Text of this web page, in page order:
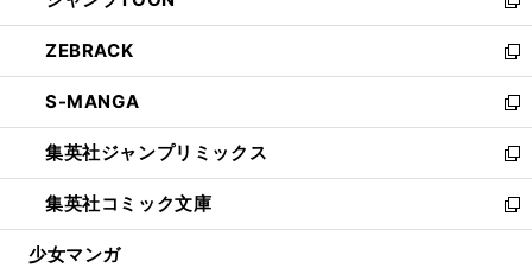
開
く
ウ
で
開
く
ン
ド
ウ
で
開
く
ウ
ィ
ン
ド
ウ
で
開
く
新
し
い
ウ
ィ
ン
ド
ウ
で
開
ZEBRACK
新
し
い
ウ
ィ
ン
ド
ウ
S-MANGA
新
し
い
ウ
ィ
ン
集英社ジャンプリミックス
新
し
い
ウ
集英社コミック文庫
新
し
少女マンガ